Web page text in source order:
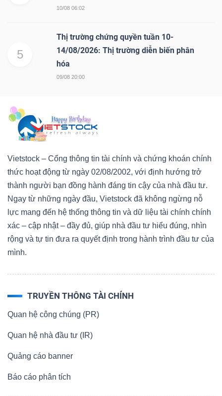
10/08 06:02
5
Thị trường chứng quyền tuần 10-
14/08/2026: Thị trường diễn biến phân
hóa
09/08 20:00
Vietstock – Cổng thông tin tài chính và chứng khoán chính
thức hoạt động từ ngày 02/08/2002, với định hướng trở
thành người bạn đồng hành đáng tin cậy của nhà đầu tư.
Ngay từ những ngày đầu, Vietstock đã không ngừng nỗ
lực mang đến hệ thống thông tin và dữ liệu tài chính chính
xác – cập nhật – đầy đủ, giúp nhà đầu tư hiểu đúng, nhìn
rộng và tự tin đưa ra quyết định trong hành trình đầu tư của
mình.
TRUYỀN THÔNG TÀI CHÍNH
Quan hệ công chúng (PR)
Quan hệ nhà đầu tư (IR)
Quảng cáo banner
Báo cáo phân tích